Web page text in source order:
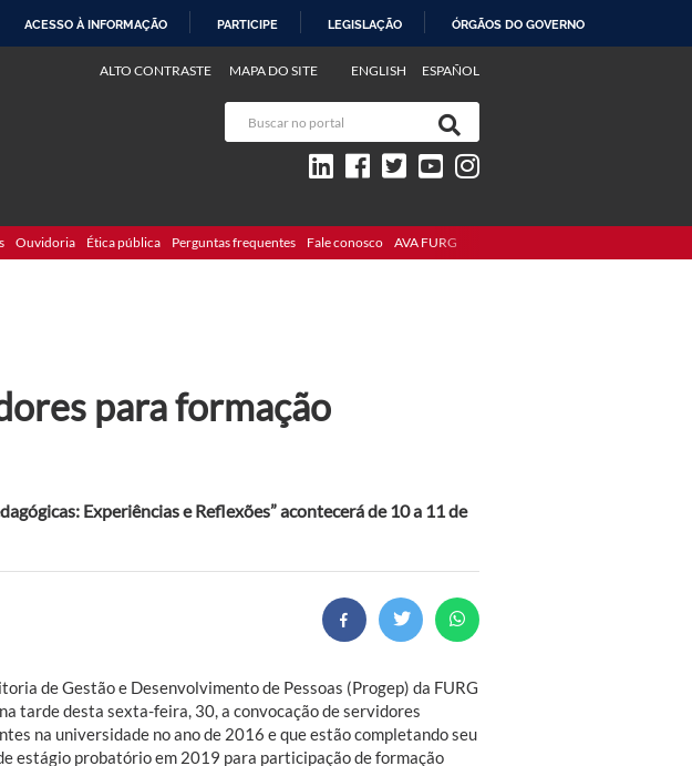
ACESSO À INFORMAÇÃO PARTICIPE LEGISLAÇÃO ÓRGÃOS DO GOVERNO
ENGLISH ESPAÑOL
ALTO CONTRASTE MAPA DO SITE
Ouvidoria Ética pública Perguntas frequentes Fale conosco AVA FURG
para formação
Experiências e Reflexões” acontecerá de 10 a 11 de
de Gestão e Desenvolvimento de Pessoas (Progep) da FURG
tarde desta sexta-feira, 30, a convocação de servidores
na universidade no ano de 2016 e que estão completando seu
estágio probatório em 2019 para participação de formação